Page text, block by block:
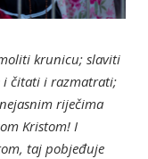
krunicu; slaviti
i čitati i razmatrati;
riječima
Kristom! I
taj pobjeđuje